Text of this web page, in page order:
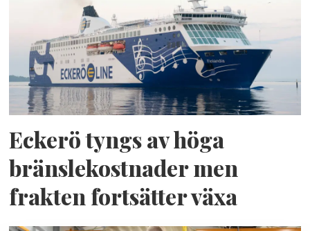
Eckerö tyngs av höga
bränslekostnader men
frakten fortsätter växa